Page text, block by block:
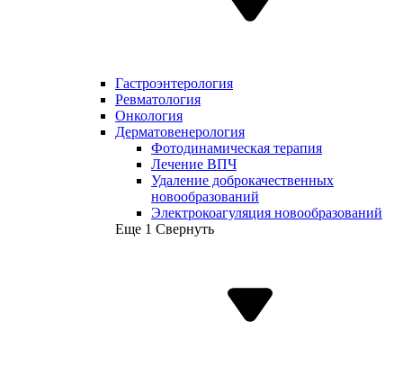
Гастроэнтерология
Ревматология
Онкология
Дерматовенерология
Фотодинамическая терапия
Лечение ВПЧ
Удаление доброкачественных
новообразований
Электрокоагуляция новообразований
Еще 1 Свернуть